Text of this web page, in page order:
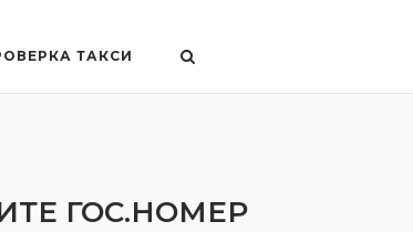
ТАКСИ
ГОС.НОМЕР